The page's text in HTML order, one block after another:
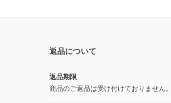
返品について
返品期限
商品のご返品は受け付けておりません。